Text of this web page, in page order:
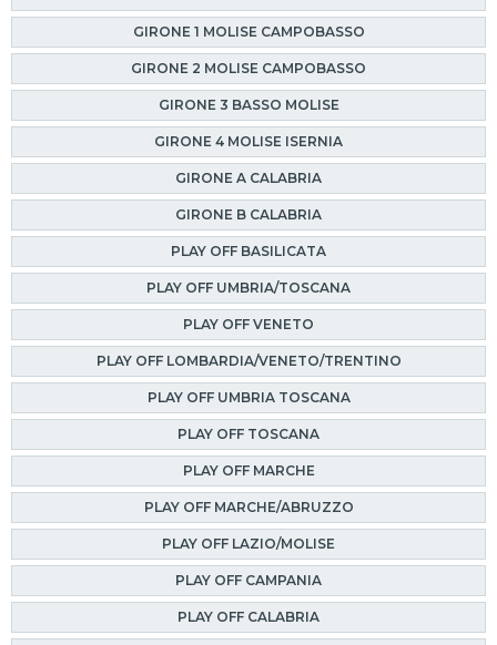
GIRONE 1 MOLISE CAMPOBASSO
GIRONE 2 MOLISE CAMPOBASSO
GIRONE 3 BASSO MOLISE
GIRONE 4 MOLISE ISERNIA
GIRONE A CALABRIA
GIRONE B CALABRIA
PLAY OFF BASILICATA
PLAY OFF UMBRIA/TOSCANA
PLAY OFF VENETO
PLAY OFF LOMBARDIA/VENETO/TRENTINO
PLAY OFF UMBRIA TOSCANA
PLAY OFF TOSCANA
PLAY OFF MARCHE
PLAY OFF MARCHE/ABRUZZO
PLAY OFF LAZIO/MOLISE
PLAY OFF CAMPANIA
PLAY OFF CALABRIA